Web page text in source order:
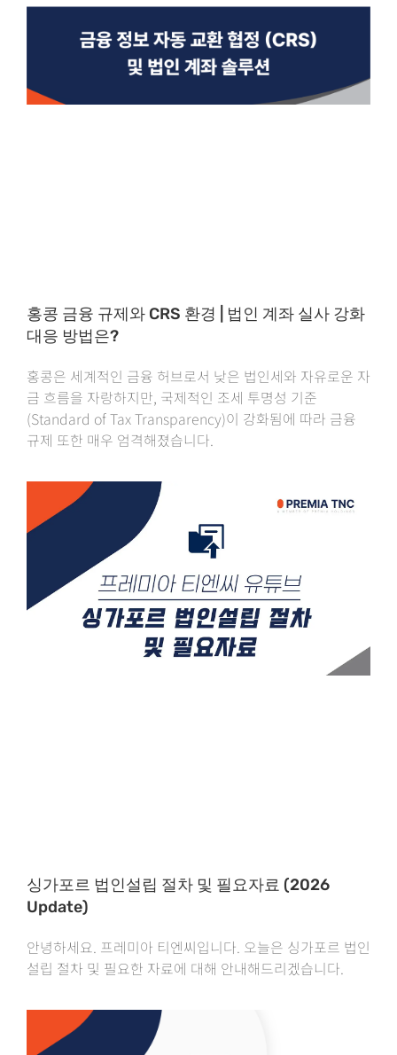
홍콩 금융 규제와 CRS 환경 | 법인 계좌 실사 강화
대응 방법은?
홍콩은 세계적인 금융 허브로서 낮은 법인세와 자유로운 자
금 흐름을 자랑하지만, 국제적인 조세 투명성 기준
(Standard of Tax Transparency)이 강화됨에 따라 금융
규제 또한 매우 엄격해졌습니다.
싱가포르 법인설립 절차 및 필요자료 (2026
Update)
안녕하세요. 프레미아 티엔씨입니다. 오늘은 싱가포르 법인
설립 절차 및 필요한 자료에 대해 안내해드리겠습니다.